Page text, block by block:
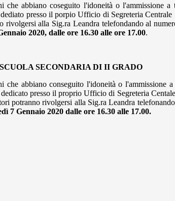
abbiano coseguito l'idoneità o l'ammissione
presso il porpio Ufficio di Segreteria
rivolgersi alla Sig.ra Leandra telefondando al
2020, dalle ore 16.30 alle ore 17.00.
SECONDARIA DI II GRADO
abbiano conseguito l'idoneità o l'ammissione
presso il proprio Ufficio di Segreteria
potranno rivolgersi alla Sig.ra Leandra
7 Gennaio 2020 dalle ore 16.30 alle 17.00.